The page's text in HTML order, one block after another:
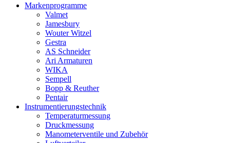
Markenprogramme
Valmet
Jamesbury
Wouter Witzel
Gestra
AS Schneider
Ari Armaturen
WIKA
Sempell
Bopp & Reuther
Pentair
Instrumentierungs­technik
Temperaturmessung
Druckmessung
Manometerventile und Zubehör